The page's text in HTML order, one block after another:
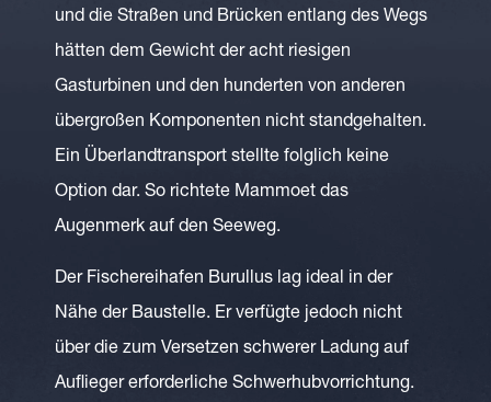
und die Straßen und Brücken entlang des Wegs
hätten dem Gewicht der acht riesigen
Gasturbinen und den hunderten von anderen
übergroßen Komponenten nicht standgehalten.
Ein Überlandtransport stellte folglich keine
Option dar. So richtete Mammoet das
Augenmerk auf den Seeweg.
Der Fischereihafen Burullus lag ideal in der
Nähe der Baustelle. Er verfügte jedoch nicht
über die zum Versetzen schwerer Ladung auf
Auflieger erforderliche Schwerhubvorrichtung.